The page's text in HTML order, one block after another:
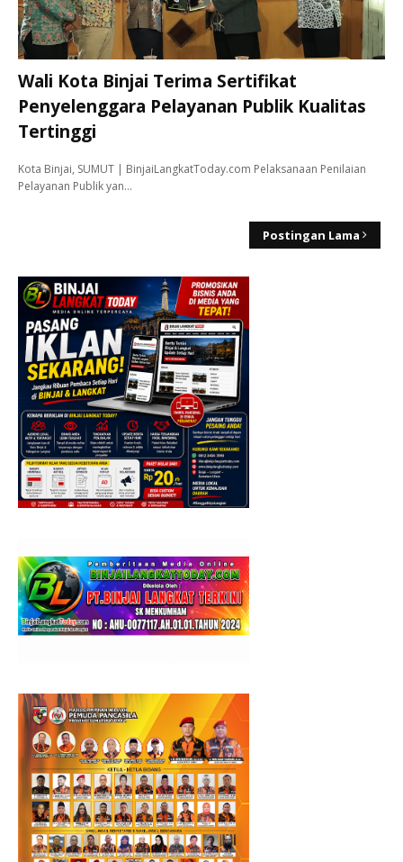
Wali Kota Binjai Terima Sertifikat
Penyelenggara Pelayanan Publik Kualitas
Tertinggi
Kota Binjai, SUMUT | BinjaiLangkatToday.com Pelaksanaan Penilaian
Pelayanan Publik yan…
Postingan Lama